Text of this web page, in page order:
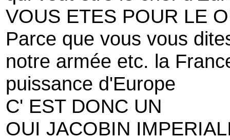
VOUS ETES POUR LE
Parce que vous vous
notre armée etc. la
puissance d'Europe
C' EST DONC UN
OUI JACOBIN